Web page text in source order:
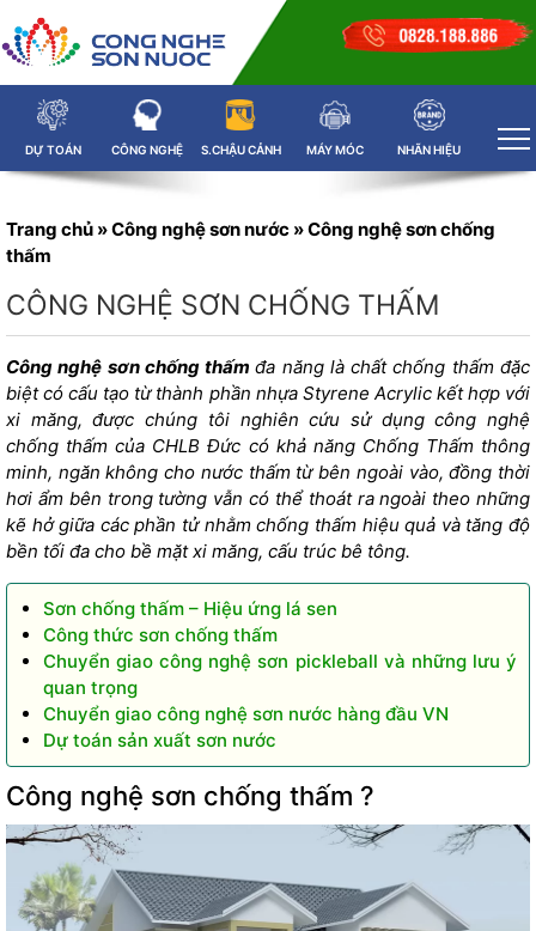
DỰ TOÁN CÔNG NGHỆ S.CHẬU CẢNH MÁY MÓC NHÃN HIỆU
Trang chủ »Công nghệ sơn nước »Công nghệ sơn chống
thấm
CÔNG NGHỆ SƠN CHỐNG THẤM
Công nghệ sơn chống thấmđa năng làchất chống thấmđặc
biệt có cấu tạo từ thành phần nhựa Styrene Acrylic kết hợp với
xi măng, được chúng tôi nghiên cứu sử dụng công nghệ
chống thấm của CHLB Đức có khả năng Chống Thấm thông
minh, ngăn không cho nước thấm từ bên ngoài vào, đồng thời
hơi ẩm bên trong tường vẫn có thể thoát ra ngoài theo những
kẽ hở giữa các phần tử nhằm chống thấm hiệu quả và tăng độ
bền tối đa cho bề mặt xi măng, cấu trúc bê tông.
Sơn chống thấm – Hiệu ứng lá sen
Công thức sơn chống thấm
Chuyển giao công nghệ sơn pickleball và những lưu ý
quan trọng
Chuyển giao công nghệ sơn nước hàng đầu VN
Dự toán sản xuất sơn nước
Công nghệ sơn chống thấm ?